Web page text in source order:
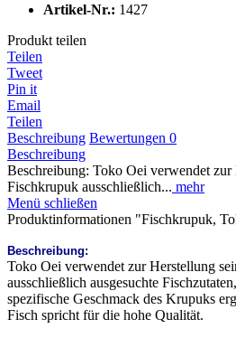
Artikel-Nr.: 1427
Produkt teilen
Teilen
Tweet
Pin it
Email
Teilen
Beschreibung Bewertungen 0
Beschreibung
Beschreibung: Toko Oei verwendet zur
Fischkrupuk ausschließlich... mehr
Menü schließen
Produktinformationen "Fischkrupuk,
Beschreibung:
Toko Oei verwendet zur Herstellung
ausschließlich ausgesuchte
spezifische Geschmack des Krupuks
Fisch spricht für die hohe Qualität.